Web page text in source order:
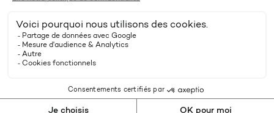
intermédiaire et libre.
Cette organisation nous permet de
territoire, y compris en Outre-mer, où nous
gérons plus de 99 000 logements.